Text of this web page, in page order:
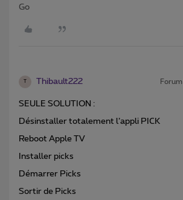
Go
Thibault222
SEULE SOLUTION :
Désinstaller totalement l’appli PICK
Reboot Apple TV
Installer picks
Démarrer Picks
Sortir de Picks